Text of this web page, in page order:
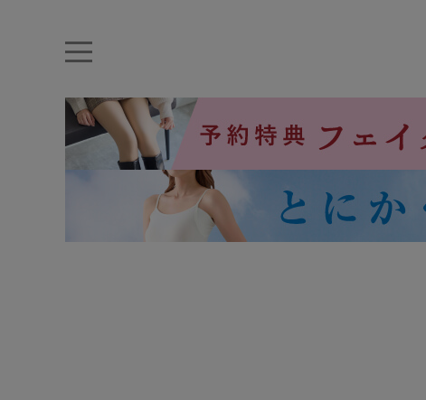
ナイトブラ ノンワイヤー 特盛ブラ チューブトップ 折り畳み
ルームウェア アームカバー
カテゴリから探す